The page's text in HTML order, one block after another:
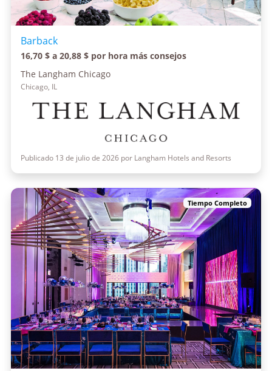
Barback
16,70 $ a 20,88 $ por hora más consejos
The Langham Chicago
Chicago, IL
Publicado 13 de julio de 2026 por Langham Hotels and Resorts
Tiempo Completo